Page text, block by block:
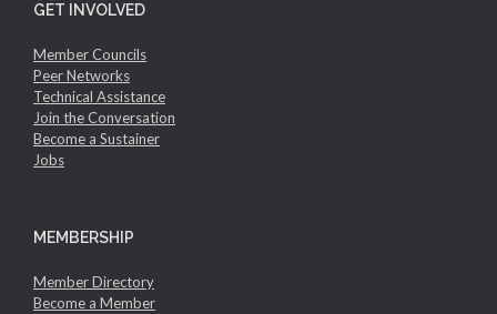
GET INVOLVED
Member Councils
Peer Networks
Technical Assistance
Join the Conversation
Become a Sustainer
Jobs
MEMBERSHIP
Member Directory
Become a Member